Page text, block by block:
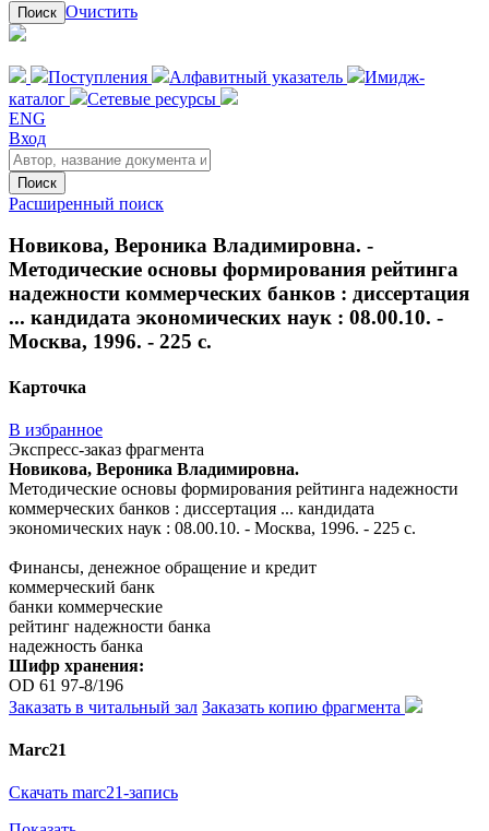
Поиск Очистить
Поступления Алфавитный указатель
Имидж-
каталог
Сетевые ресурсы
ENG
Вход
Поиск
Расширенный поиск
Новикова, Вероника Владимировна. -
Методические основы формирования рейтинга
надежности коммерческих банков : диссертация
... кандидата экономических наук : 08.00.10. -
Москва, 1996. - 225 с.
Карточка
В избранное
Экспресс-заказ фрагмента
Новикова, Вероника Владимировна.
Методические основы формирования рейтинга надежности
коммерческих банков : диссертация ... кандидата
экономических наук : 08.00.10. - Москва, 1996. - 225 с.
Финансы, денежное обращение и кредит
коммерческий банк
банки коммерческие
рейтинг надежности банка
надежность банка
Шифр хранения:
OD 61 97-8/196
Заказать в читальный зал Заказать копию фрагмента
Marc21
Скачать marc21-запись